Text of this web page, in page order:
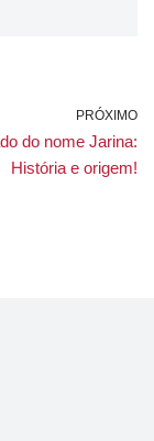
PRÓXIMO
do nome Jarina:
História e origem!